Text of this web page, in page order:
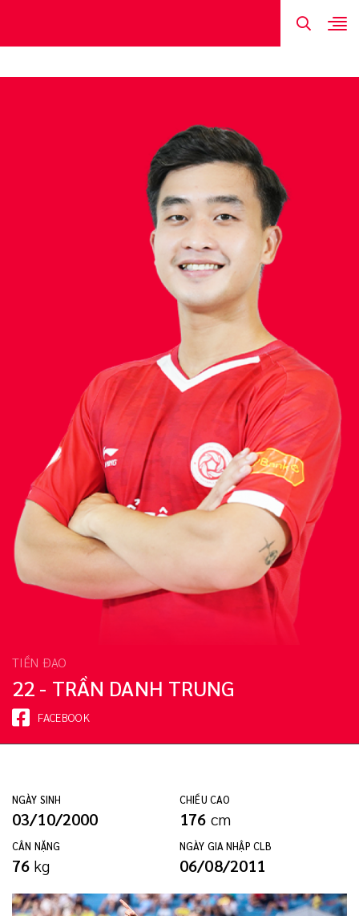
KẾT QUẢ
TRẦN DANH
TIỀN ĐẠO
22 - TRẦN DANH TRUNG
FACEBOOK
NGÀY SINH
03/10/2000
CHIỀU CAO
176 cm
CÂN NẶNG
76 kg
NGÀY GIA NHẬP CLB
06/08/2011